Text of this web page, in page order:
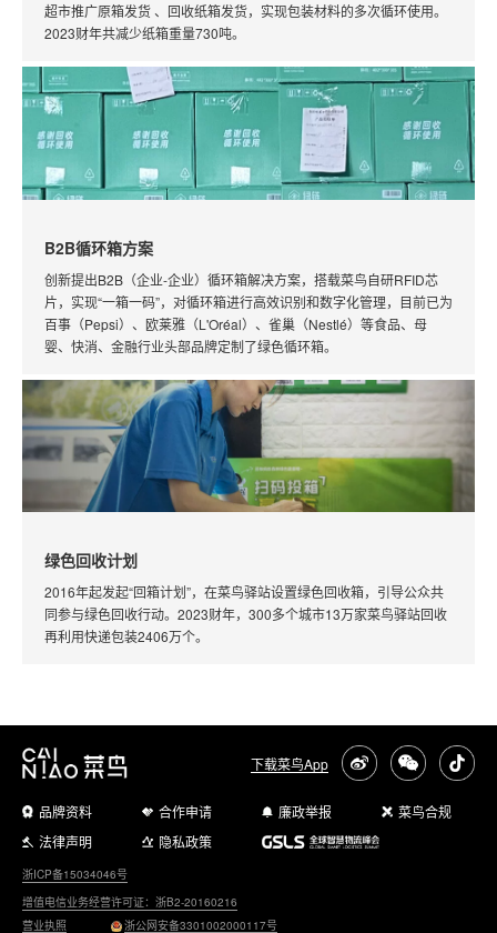
超市推广原箱发货 、回收纸箱发货，实现包装材料的多次循环使用。
2023财年共减少纸箱重量730吨。
B2B循环箱方案
创新提出B2B（企业-企业）循环箱解决方案，搭载菜鸟自研RFID芯
片，实现“一箱一码”，对循环箱进行高效识别和数字化管理，目前已为
百事（Pepsi）、欧莱雅（L'Oréal）、雀巢（Nestlé）等食品、母
婴、快消、金融行业头部品牌定制了绿色循环箱。
绿色回收计划
2016年起发起“回箱计划”，在菜鸟驿站设置绿色回收箱，引导公众共
同参与绿色回收行动。2023财年，300多个城市13万家菜鸟驿站回收
再利用快递包装2406万个。
下载菜鸟App
品牌资料 合作申请 廉政举报
菜鸟合规
法律声明
隐私政策
浙ICP备15034046号
增值电信业务经营许可证：浙B2-20160216
营业执照
浙公网安备3301002000117号